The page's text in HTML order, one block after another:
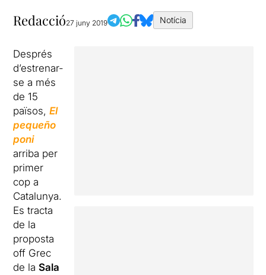
Redacció27 juny 2019 Notícia
Després
d’estrenar-
se a més
de 15
països,El
pequeño
poni
arriba per
primer
cop a
Catalunya.
Es tracta
de la
proposta
off Grec
de laSala